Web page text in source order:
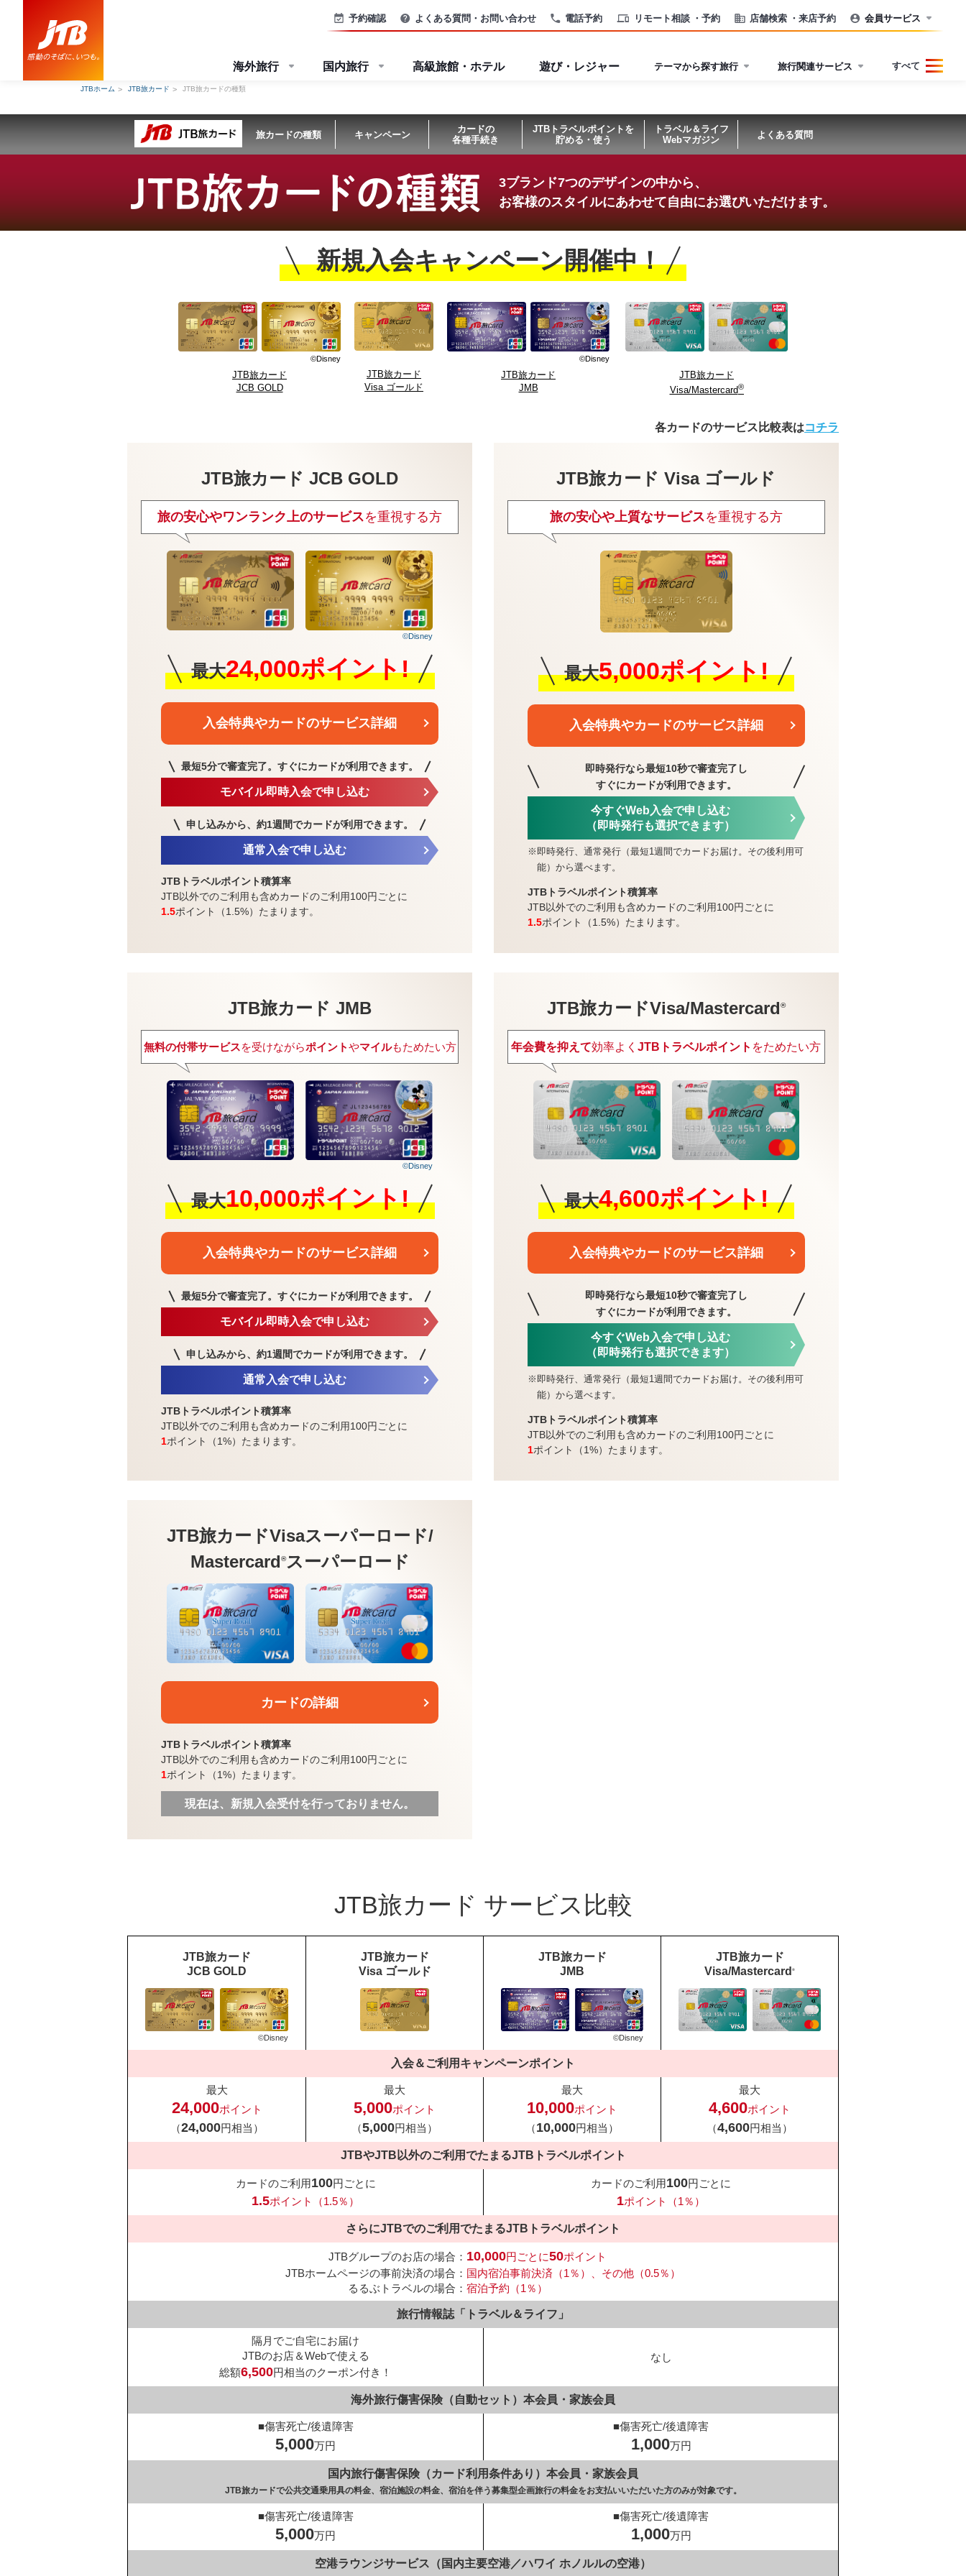
電話予約 リモート相談 ・予約 店舗検索 ・来店予約
予約確認 よくある質問・お問い合わせ 会員サービス
海外旅行 国内旅行 高級旅館・ホテル 遊び・レジャー テーマから探す旅行 旅行関連サービス すべて
JTBホーム JTB旅カード JTB旅カードの種類
旅カードの種類 キャンペーン
カードの
各種手続き
JTBトラベルポイントを
貯める・使う
トラベル＆ライフ
Webマガジン
よくある質問
3ブランド7つのデザインの中から、
お客様のスタイルにあわせて自由にお選びいただけます。
新規入会キャンペーン開催中！
©Disney
JTB旅カード
JCB GOLD
JTB旅カード
Visa ゴールド
©Disney
JTB旅カード
JMB
JTB旅カード
Visa/Mastercard®
各カードのサービス比較表はコチラ
JTB旅カード JCB GOLD
旅の安心やワンランク上のサービスを重視する方
©Disney
最大24,000ポイント!
入会特典やカードのサービス詳細
最短5分で審査完了。すぐにカードが利用できます。
モバイル即時入会で申し込む
申し込みから、約1週間でカードが利用できます。
通常入会で申し込む
JTBトラベルポイント積算率
JTB以外でのご利用も含めカードのご利用100円ごとに
1.5ポイント（1.5%）たまります。
JTB旅カード Visa ゴールド
旅の安心や上質なサービスを重視する方
最大5,000ポイント!
入会特典やカードのサービス詳細
即時発行なら最短10秒で審査完了し
すぐにカードが利用できます。
今すぐWeb入会で申し込む
（即時発行も選択できます）
※ 即時発行、通常発行（最短1週間でカードお届け。その後利用可
能）から選べます。
JTBトラベルポイント積算率
JTB以外でのご利用も含めカードのご利用100円ごとに
1.5ポイント（1.5%）たまります。
JTB旅カード JMB
無料の付帯サービスを受けながらポイントやマイルもためたい方
©Disney
最大10,000ポイント!
入会特典やカードのサービス詳細
最短5分で審査完了。すぐにカードが利用できます。
モバイル即時入会で申し込む
申し込みから、約1週間でカードが利用できます。
通常入会で申し込む
JTBトラベルポイント積算率
JTB以外でのご利用も含めカードのご利用100円ごとに
1ポイント（1%）たまります。
JTB旅カードVisa/Mastercard®
年会費を抑えて効率よくJTBトラベルポイント をためたい方
最大4,600ポイント!
入会特典やカードのサービス詳細
即時発行なら最短10秒で審査完了し
すぐにカードが利用できます。
今すぐWeb入会で申し込む
（即時発行も選択できます）
※ 即時発行、通常発行（最短1週間でカードお届け。その後利用可
能）から選べます。
JTBトラベルポイント積算率
JTB以外でのご利用も含めカードのご利用100円ごとに
1ポイント（1%）たまります。
JTB旅カードVisaスーパーロード/
Mastercard®スーパーロード
カードの詳細
JTBトラベルポイント積算率
JTB以外でのご利用も含めカードのご利用100円ごとに
1ポイント（1%）たまります。
現在は、新規入会受付を行っておりません。
JTB旅カード サービス比較
JTB旅カード
JCB GOLD
©Disney
JTB旅カード
Visa ゴールド
JTB旅カード
JMB
©Disney
JTB旅カード
Visa/Mastercard ®
入会＆ご利用キャンペーンポイント
最大
24,000ポイント
（24,000円相当）
最大
5,000ポイント
（5,000円相当）
最大
10,000ポイント
（10,000円相当）
最大
4,600ポイント
（4,600円相当）
JTBやJTB以外のご利用でたまるJTBトラベルポイント
カードのご利用100円ごとに
1.5ポイント（1.5％）
カードのご利用100円ごとに
1ポイント（1％）
さらにJTBでのご利用でたまるJTBトラベルポイント
JTBグループのお店の場合： 10,000円ごとに50ポイント
JTBホームページの事前決済の場合： 国内宿泊事前決済（1％）、その他（0.5％）
るるぶトラベルの場合： 宿泊予約（1％）
旅行情報誌「トラベル＆ライフ」
隔月でご自宅にお届け
JTBのお店＆Webで使える
総額6,500円相当のクーポン付き！
なし
海外旅行傷害保険（自動セット） 本会員・家族会員
■傷害死亡/後遺障害
5,000万円
■傷害死亡/後遺障害
1,000万円
国内旅行傷害保険（カード利用条件あり） 本会員・家族会員
JTB旅カードで公共交通乗用具の料金、 宿泊施設の料金、 宿泊を伴う募集型企画旅行の料金をお支払いいただいた方のみが対象です。
■傷害死亡/後遺障害
5,000万円
■傷害死亡/後遺障害
1,000万円
空港ラウンジサービス （国内主要空港／ハワイ ホノルルの空港）